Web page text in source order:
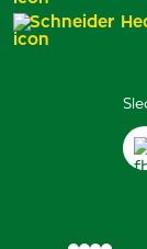
Schneider